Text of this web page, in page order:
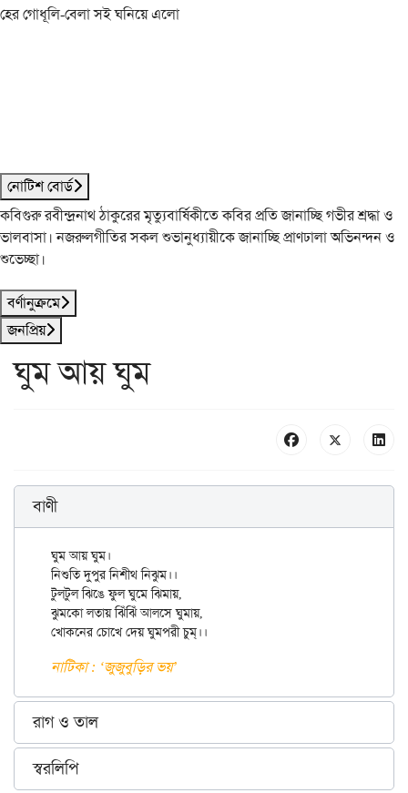
হের গোধূলি-বেলা সই ঘনিয়ে এলো
নোটিশ বোর্ড
কবিগুরু রবীন্দ্রনাথ ঠাকুরের মৃত্যুবার্ষিকীতে কবির প্রতি জানাচ্ছি গভীর শ্রদ্ধা ও
ভালবাসা। নজরুলগীতির সকল শুভানুধ্যায়ীকে জানাচ্ছি প্রাণঢালা অভিনন্দন ও
শুভেচ্ছা।
বর্ণানুক্রমে
জনপ্রিয়
ঘুম আয় ঘুম
বাণী
ঘুম আয় ঘুম।
নিশুতি দুপুর নিশীথ নিঝুম।।
টুলটুল ঝিঙে ফুল ঘুমে ঝিমায়,
ঝুমকো লতায় ঝিঁঝিঁ আলসে ঘুমায়,
নাটিকা : ‘জুজুবুড়ির ভয়’
রাগ ও তাল
স্বরলিপি